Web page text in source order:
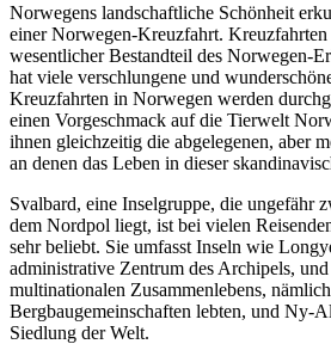
Norwegens landschaftliche Schönheit
einer Norwegen-Kreuzfahrt. Kreuzfahrten
wesentlicher Bestandteil des Norwegen-
hat viele verschlungene und
Kreuzfahrten in Norwegen werden
einen Vorgeschmack auf die Tierwelt
ihnen gleichzeitig die abgelegenen, aber
an denen das Leben in dieser
Svalbard, eine Inselgruppe, die ungefähr
dem Nordpol liegt, ist bei vielen
sehr beliebt. Sie umfasst Inseln wie
administrative Zentrum des Archipels,
multinationalen Zusammenlebens,
Bergbaugemeinschaften lebten, und Ny-
Siedlung der Welt.